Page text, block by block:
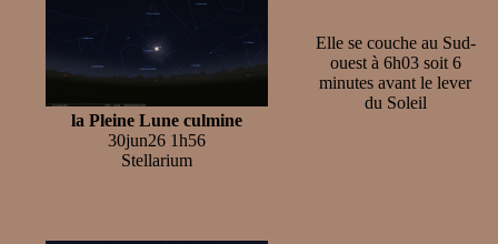
la Pleine Lune culmine
30jun26 1h56
Stellarium
Elle se couche au Sud-
ouest à 6h03 soit 6
minutes avant le lever
du Soleil